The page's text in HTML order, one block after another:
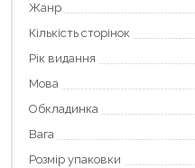
Жанр
Кількість сторінок
Рік видання
Мова
Обкладинка
Вага
Розмір упаковки